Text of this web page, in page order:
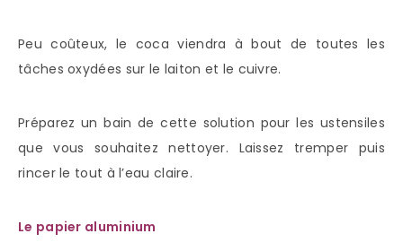
Peu coûteux, le coca viendra à bout de toutes les
tâches oxydées sur le laiton et le cuivre.
Préparez un bain de cette solution pour les ustensiles
que vous souhaitez nettoyer. Laissez tremper puis
rincer le tout à l’eau claire.
Le papier aluminium